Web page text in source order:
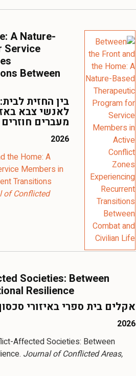
A Nature-
Service
Between
בין החזית
לאנשי צבא
מעברים
2026
the Home: A
Members in
Transitions
of Conflicted
Societies: Between
Resilience
אקלים בית ספרי באיזורי
2026
Affected Societies: Between
Journal of Conflicted Areas,